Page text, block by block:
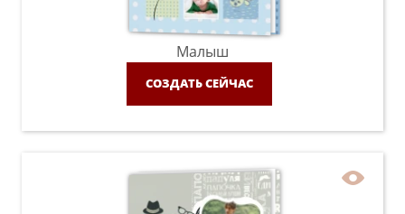
Малыш
СОЗДАТЬ СЕЙЧАС